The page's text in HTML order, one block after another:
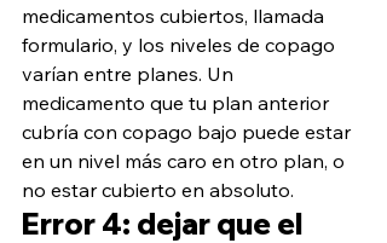
medicamentos cubiertos, llamada
formulario, y los niveles de copago
varían entre planes. Un
medicamento que tu plan anterior
cubría con copago bajo puede estar
en un nivel más caro en otro plan, o
no estar cubierto en absoluto.
Error 4: dejar que el